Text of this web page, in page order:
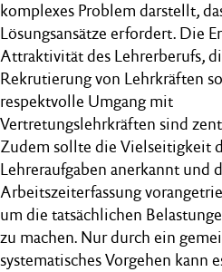
komplexes Problem darstellt,
Lösungsansätze erfordert. Die
Attraktivität des Lehrerberufs,
Rekrutierung von Lehrkräften
respektvolle Umgang mit
Vertretungslehrkräften sind
Zudem sollte die Vielseitigkeit
Lehreraufgaben anerkannt und
Arbeitszeiterfassung
um die tatsächlichen
zu machen. Nur durch ein
systematisches Vorgehen kann